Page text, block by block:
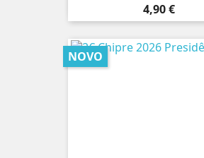
Preço
4,90 €
NOVO